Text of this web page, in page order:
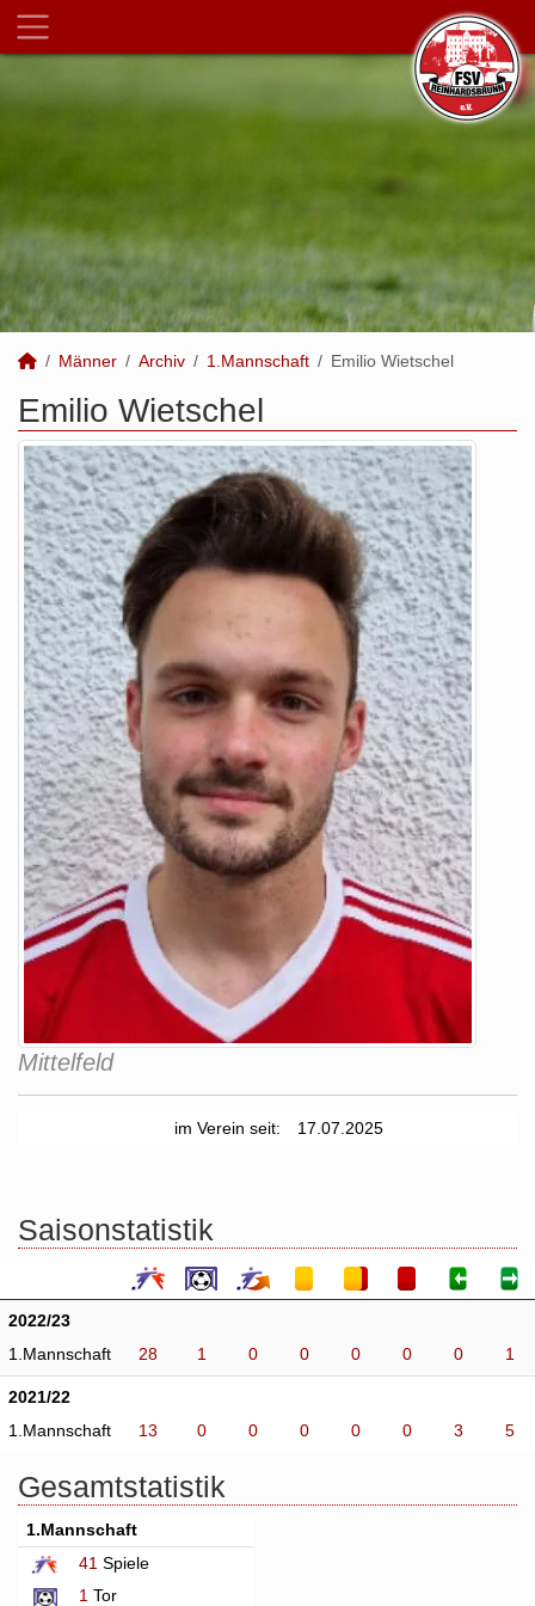
Männer Archiv 1.Mannschaft Emilio Wietschel
Emilio Wietschel
Mittelfeld
im Verein seit: 17.07.2025
Saisonstatistik
2022/23
1.Mannschaft
28 1 0 0 0 0 0 1
2021/22
1.Mannschaft
13 0 0 0 0 0 3 5
Gesamtstatistik
1.Mannschaft
41 Spiele
1 Tor